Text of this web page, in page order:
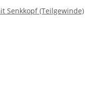
Senkkopf (Teilgewinde)